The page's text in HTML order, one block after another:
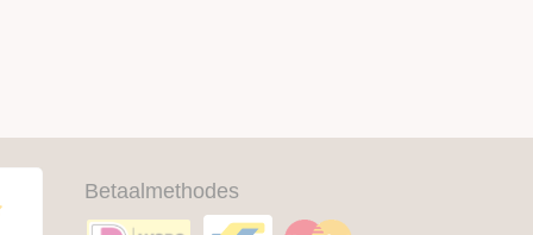
Betaalmethodes